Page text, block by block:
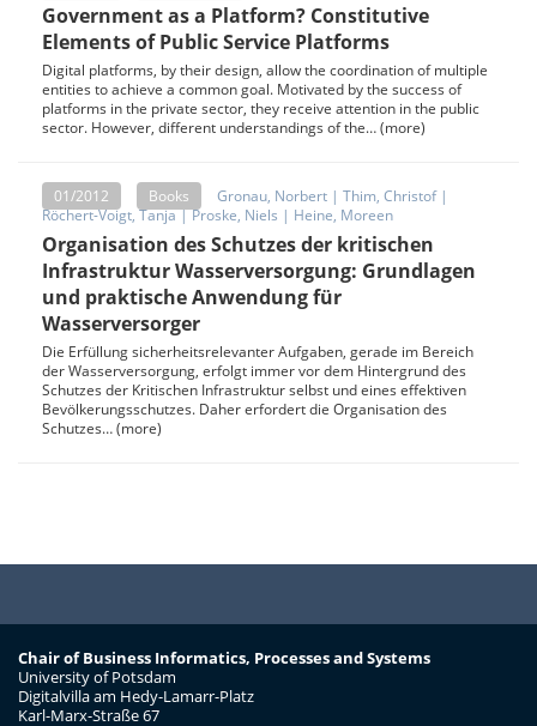
Government as a Platform? Constitutive
Elements of Public Service Platforms
Digital platforms, by their design, allow the coordination of multiple
entities to achieve a common goal. Motivated by the success of
platforms in the private sector, they receive attention in the public
sector. However, different understandings of the… (more)
01/2012 Books Gronau, Norbert | Thim, Christof|
Röchert-Voigt, Tanja|Proske, Niels | Heine, Moreen
Organisation des Schutzes der kritischen
Infrastruktur Wasserversorgung: Grundlagen
und praktische Anwendung für
Wasserversorger
Die Erfüllung sicherheitsrelevanter Aufgaben, gerade im Bereich
der Wasserversorgung, erfolgt immer vor dem Hintergrund des
Schutzes der Kritischen Infrastruktur selbst und eines effektiven
Bevölkerungsschutzes. Daher erfordert die Organisation des
Schutzes… (more)
Chair of Business Informatics, Processes and Systems
University of Potsdam
Digitalvilla am Hedy-Lamarr-Platz
Karl-Marx-Straße 67